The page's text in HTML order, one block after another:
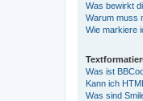
Was bewirkt
Warum muss
Wie markiere
Was ist
Kann ich
Was sind